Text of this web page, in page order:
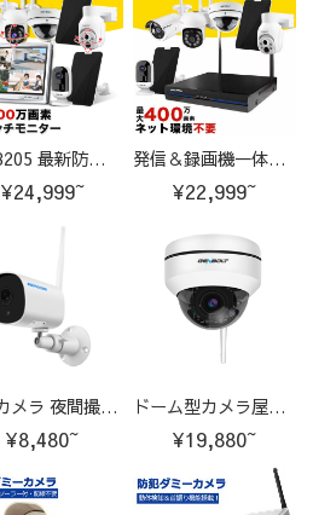
K-GB205 最新防犯カメラを1～10台まで自由に組み合わせ可能なセット
¥24,999~
発信＆録画機一体型高機能NVR400万画素すべてマイク内蔵 K-GB208
¥22,999~
防犯カメラ 夜間撮影200万画素双方向会話音声通信機能搭載 M-HW17
¥8,480~
ドーム型カメラ屋外対応2/500万画素赤外線搭載カメラ S-GB220
¥19,880~